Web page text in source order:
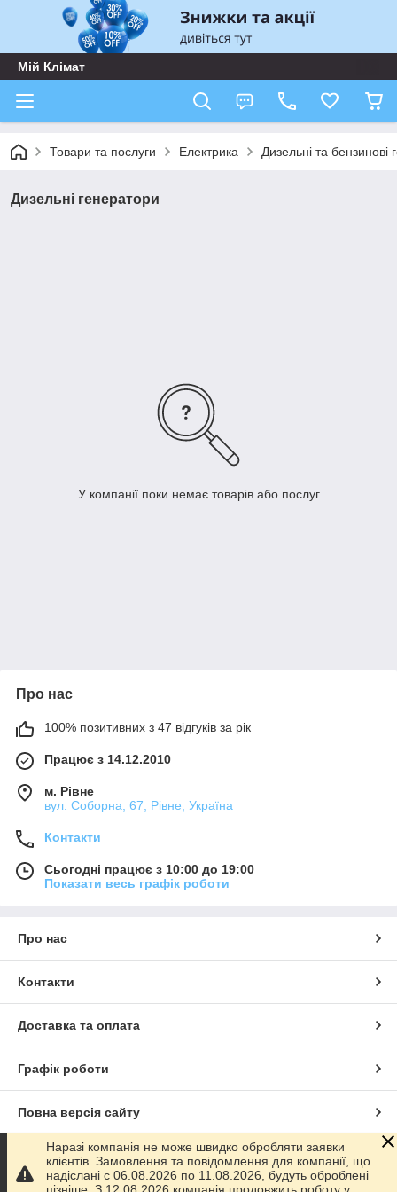
Мій Клімат
Товари та послуги Електрика Дизельні та бензинові
Дизельні генератори
У компанії поки немає товарів або послуг
Про нас
100% позитивних з 47 відгуків за рік
Працює з 14.12.2010
м. Рівне
вул. Соборна, 67, Рівне, Україна
Контакти
Сьогодні працює з 10:00 до 19:00
Показати весь графік роботи
Про нас
Контакти
Доставка та оплата
Графік роботи
Повна версія сайту
Сайт створено на маркетплейсіProm.ua
Наразі компанія не може швидко обробляти заявки
клієнтів. Замовлення та повідомлення для компанії, що
надіслані с 06.08.2026 по 11.08.2026, будуть оброблені